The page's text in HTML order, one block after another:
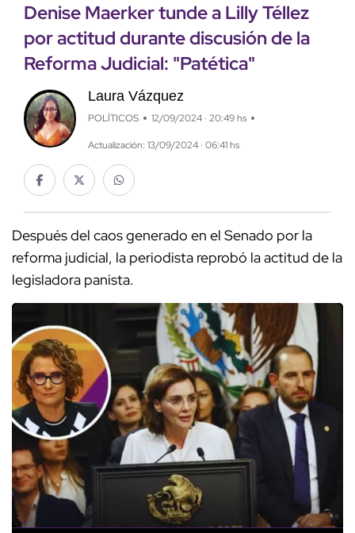
Denise Maerker tunde a Lilly Téllez
por actitud durante discusión de la
Reforma Judicial: "Patética"
Laura Vázquez
POLÍTICOS 12/09/2024 · 20:49 hs
Actualización: 13/09/2024 · 06:41 hs
Después del caos generado en el Senado por la
reforma judicial, la periodista reprobó la actitud de la
legisladora panista.